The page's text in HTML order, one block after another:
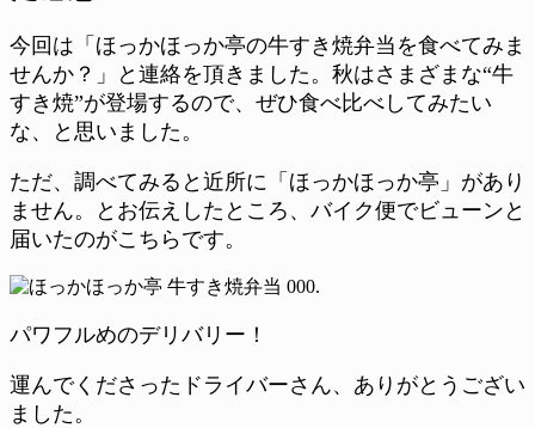
今回は「ほっかほっか亭の牛すき焼弁当を食べてみま
せんか？」と連絡を頂きました。秋はさまざまな“牛
すき焼”が登場するので、ぜひ食べ比べしてみたい
な、と思いました。
ただ、調べてみると近所に「ほっかほっか亭」があり
ません。とお伝えしたところ、バイク便でビューンと
届いたのがこちらです。
パワフルめのデリバリー！
運んでくださったドライバーさん、ありがとうござい
ました。